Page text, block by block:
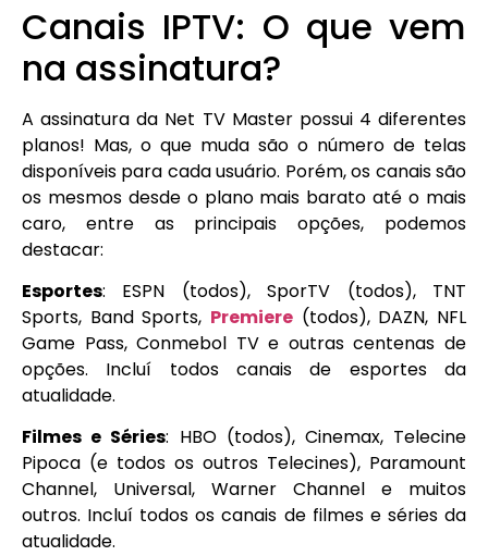
Canais IPTV: O que vem
na assinatura?
A assinatura da Net TV Master possui 4 diferentes
planos! Mas, o que muda são o número de telas
disponíveis para cada usuário. Porém, os canais são
os mesmos desde o plano mais barato até o mais
caro, entre as principais opções, podemos
destacar:
Esportes: ESPN (todos), SporTV (todos), TNT
Sports, Band Sports, Premiere (todos), DAZN, NFL
Game Pass, Conmebol TV e outras centenas de
opções. Incluí todos canais de esportes da
atualidade.
Filmes e Séries: HBO (todos), Cinemax, Telecine
Pipoca (e todos os outros Telecines), Paramount
Channel, Universal, Warner Channel e muitos
outros. Incluí todos os canais de filmes e séries da
atualidade.